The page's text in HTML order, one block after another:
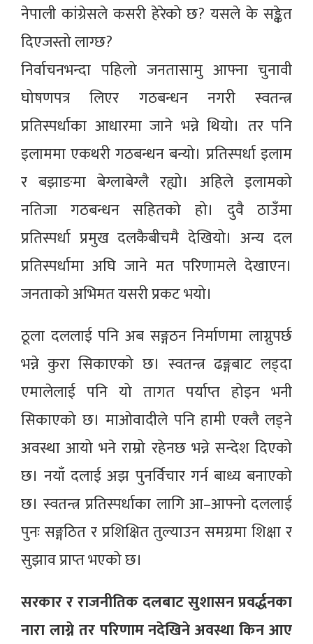
नेपाली कांग्रेसले कसरी हेरेको छ? यसले के सङ्केत
दिएजस्तो लाग्छ?
निर्वाचनभन्दा पहिलो जनतासामु आफ्ना चुनावी
घोषणपत्र लिएर गठबन्धन नगरी स्वतन्त्र
प्रतिस्पर्धाका आधारमा जाने भन्ने थियो। तर पनि
इलाममा एकथरी गठबन्धन बन्यो। प्रतिस्पर्धा इलाम
र बझाङमा बेग्लाबेग्लै रह्यो। अहिले इलामको
नतिजा गठबन्धन सहितको हो। दुवै ठाउँमा
प्रतिस्पर्धा प्रमुख दलकैबीचमै देखियो। अन्य दल
प्रतिस्पर्धामा अघि जाने मत परिणामले देखाएन।
जनताको अभिमत यसरी प्रकट भयो।
ठूला दललाई पनि अब सङ्गठन निर्माणमा लाग्नुपर्छ
भन्ने कुरा सिकाएको छ। स्वतन्त्र ढङ्गबाट लड्दा
एमालेलाई पनि यो तागत पर्याप्त होइन भनी
सिकाएको छ। माओवादीले पनि हामी एक्लै लड्ने
अवस्था आयो भने राम्रो रहेनछ भन्ने सन्देश दिएको
छ। नयाँ दलाई अझ पुनर्विचार गर्न बाध्य बनाएको
छ। स्वतन्त्र प्रतिस्पर्धाका लागि आ–आफ्नो दललाई
पुनः सङ्गठित र प्रशिक्षित तुल्याउन समग्रमा शिक्षा र
सुझाव प्राप्त भएको छ।
सरकार र राजनीतिक दलबाट सुशासन प्रवर्द्धनका
नारा लाग्ने तर परिणाम नदेखिने अवस्था किन आए